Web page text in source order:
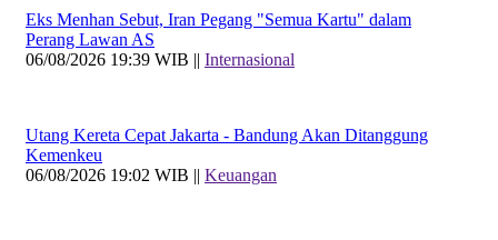
Eks Menhan Sebut, Iran Pegang "Semua Kartu" dalam
Perang Lawan AS
06/08/2026 19:39 WIB || Internasional
Utang Kereta Cepat Jakarta - Bandung Akan Ditanggung
Kemenkeu
06/08/2026 19:02 WIB || Keuangan